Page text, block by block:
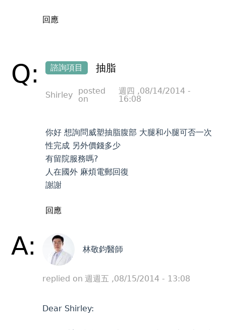
回應
Q: 諮詢項目 抽脂
Shirley
posted
on
週四 ,08/14/2014 -
16:08
你好 想詢問威塑抽脂腹部 大腿和小腿可否一次
性完成 另外價錢多少
有留院服務嗎?
人在國外 麻煩電郵回復
謝謝
回應
A: 林敬鈞醫師
replied on 週週五 ,08/15/2014 - 13:08
Dear Shirley: